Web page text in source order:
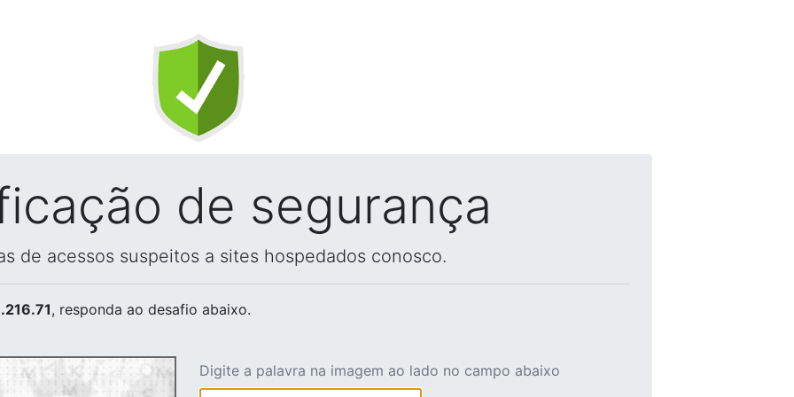
de segurança
de acessos suspeitos a sites hospedados conosco.
, responda ao desafio abaixo.
Digite a palavra na imagem ao lado no campo abaixo